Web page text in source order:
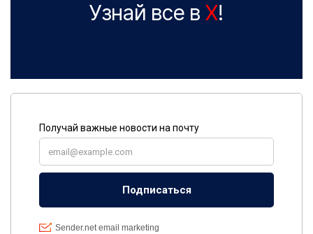
Узнай все в X!